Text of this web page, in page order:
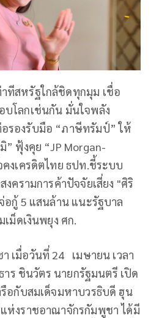
ทีสหรัฐใกล้ชิดทุกมุม เชื่อ
บโลกเช่นกัน มั่นใจพลัง
อรองรับมือ “ภาษีทรัมป์” ให้
” ฟุ้งคุย “JP Morgan-
คงเครดิตไทย ธปท.ชี้ระบบ
งครามการค้าปัจจัยเสี่ยง "ศิริ
อกู้ 5 แสนล้าน แนะรัฐบาล
ม็ดเงินพยุง ศก.
เมื่อวันที่ 24 เมษายน เวลา
ร ชินวัตร นายกรัฐมนตรี เปิด
รือกับสมเด็จมหาบวรธิบดี ฮุน
ห่งราชอาณาจักรกัมพูชา ได้มี